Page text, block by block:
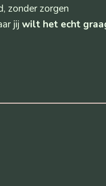
zonder zorgen
jijwilt het echt